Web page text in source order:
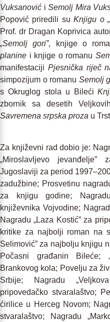
Vuksanović i Semolj Mira
Popović priredili suKnjigu o
Prof. dr Dragan Koprivica
„Semolj gori”, knjige o
planine i knjige o romanu
manifestaciji Pjesnička riječ
simpozijum o romanu Semolj
s Okruglog stola u Bileći
zbornik sa desetih
Savremena srpska proza u
Za književni rad dobio je:
„Miroslavljevo
Jugoslaviji za period
zadužbine; Prosvetinu
za knjigu godine;
književnika Vojvodine;
Nagradu „Laza Kostić” za
kritike za najbolji roman na
Selimović” za najbolju knjigu
Počasni građanin Bileće;
Brankovog kola; Povelju za
Srbije; Nagradu
pripovedačko stvaralaštvo;
ćirilice u Herceg Novom;
stvaralaštvo; Nagradu